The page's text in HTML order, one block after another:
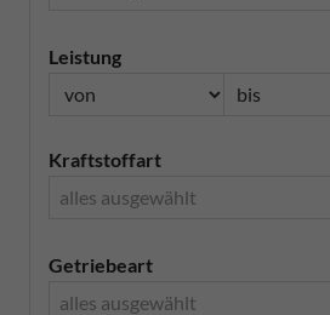
Leistung
Kraftstoffart
alles ausgewählt
Getriebeart
alles ausgewählt